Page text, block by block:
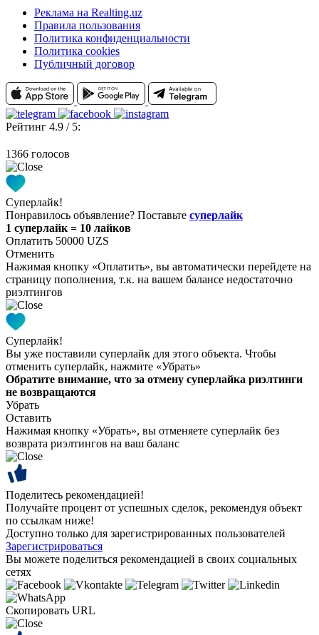
Реклама на Realting.uz
Правила пользования
Политика конфиденциальности
Политика cookies
Публичный договор
Рейтинг 4.9 / 5:
1366 голосов
Суперлайк!
Понравилось объявление? Поставьте суперлайк
1 суперлайк = 10 лайков
Оплатить 50000 UZS
Отменить
Нажимая кнопку «Оплатить», вы автоматически перейдете на
страницу пополнения, т.к. на вашем балансе недостаточно
риэлтингов
Суперлайк!
Вы уже поставили суперлайк для этого объекта. Чтобы
отменить суперлайк, нажмите «Убрать»
Обратите внимание, что за отмену суперлайка риэлтинги
не возвращаются
Убрать
Оставить
Нажимая кнопку «Убрать», вы отменяете суперлайк без
возврата риэлтингов на ваш баланс
Поделитесь рекомендацией!
Получайте процент от успешных сделок, рекомендуя объект
по ссылкам ниже!
Доступно только для зарегистрированных пользователей
Зарегистрироваться
Вы можете поделиться рекомендацией в своих социальных
сетях
Скопировать URL